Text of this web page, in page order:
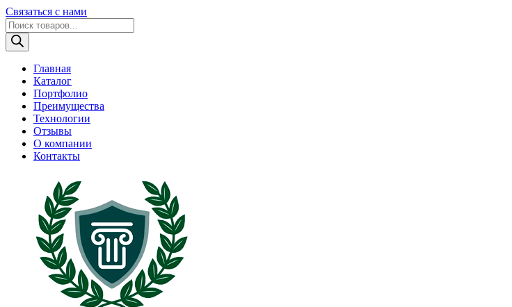
Связаться с нами
Поиск
товаров
Главная
Каталог
Портфолио
Преимущества
Технологии
Отзывы
О компании
Контакты